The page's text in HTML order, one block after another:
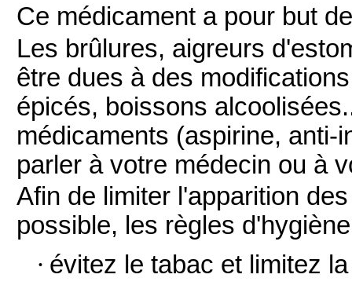
Ce médicament a pour but
Les brûlures, aigreurs
être dues à des
épicés, boissons
médicaments (aspirine, anti-
parler à votre médecin ou à
Afin de limiter l'apparition
possible, les règles
· évitez le tabac et limitez